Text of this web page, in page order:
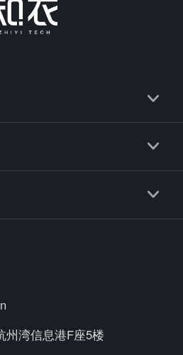
州湾信息港F座5楼